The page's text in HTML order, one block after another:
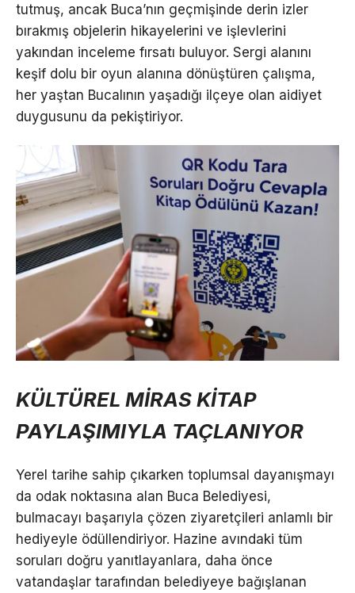
tutmuş, ancak Buca’nın geçmişinde derin izler
bırakmış objelerin hikayelerini ve işlevlerini
yakından inceleme fırsatı buluyor. Sergi alanını
keşif dolu bir oyun alanına dönüştüren çalışma,
her yaştan Bucalının yaşadığı ilçeye olan aidiyet
duygusunu da pekiştiriyor.
KÜLTÜREL MİRAS KİTAP
PAYLAŞIMIYLA TAÇLANIYOR
Yerel tarihe sahip çıkarken toplumsal dayanışmayı
da odak noktasına alan Buca Belediyesi,
bulmacayı başarıyla çözen ziyaretçileri anlamlı bir
hediyeyle ödüllendiriyor. Hazine avındaki tüm
soruları doğru yanıtlayanlara, daha önce
vatandaşlar tarafından belediyeye bağışlanan